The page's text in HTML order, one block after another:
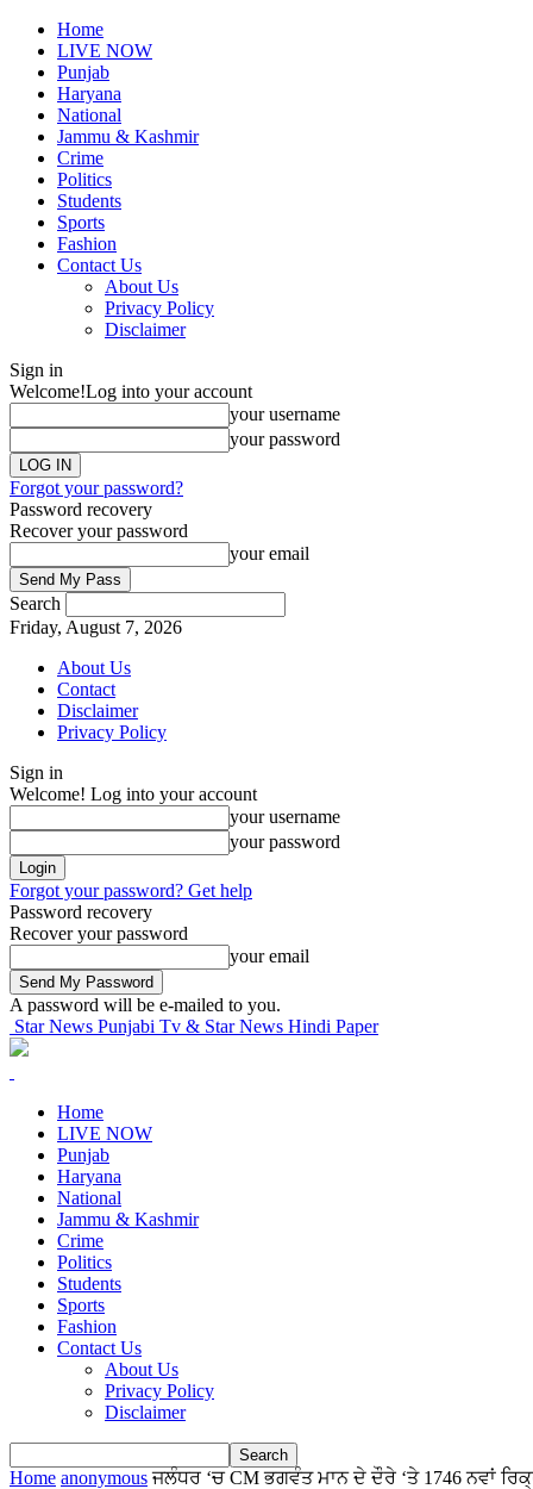
Home
LIVE NOW
Punjab
Haryana
National
Jammu & Kashmir
Crime
Politics
Students
Sports
Fashion
Contact Us
About Us
Privacy Policy
Disclaimer
Sign in
Welcome!Log into your account
your username
your password
Forgot your password?
Password recovery
Recover your password
your email
Search
Friday, August 7, 2026
About Us
Contact
Disclaimer
Privacy Policy
Sign in
Welcome! Log into your account
your username
your password
Forgot your password? Get help
Password recovery
Recover your password
your email
A password will be e-mailed to you.
Star News Punjabi Tv & Star News Hindi Paper
Home
LIVE NOW
Punjab
Haryana
National
Jammu & Kashmir
Crime
Politics
Students
Sports
Fashion
Contact Us
About Us
Privacy Policy
Disclaimer
Home anonymous ਜਲੰਧਰ ‘ਚ CM ਭਗਵੰਤ ਮਾਨ ਦੇ ਦੌਰੇ ‘ਤੇ 1746 ਨਵਾਂ